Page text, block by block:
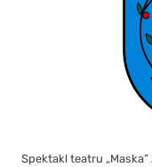
Spektakl teatru